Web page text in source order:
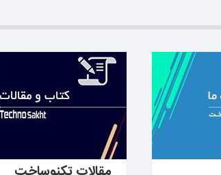
بیشتر بدانید ←